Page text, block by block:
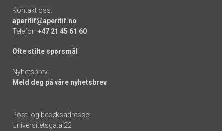
Kontakt oss:
aperitif@aperitif.no
Telefon +47 21 45 61 60
Ofte stilte spørsmål
Nyhetsbrev:
Meld deg på våre nyhetsbrev
Post- og besøksadresse:
Universitetsgata 22